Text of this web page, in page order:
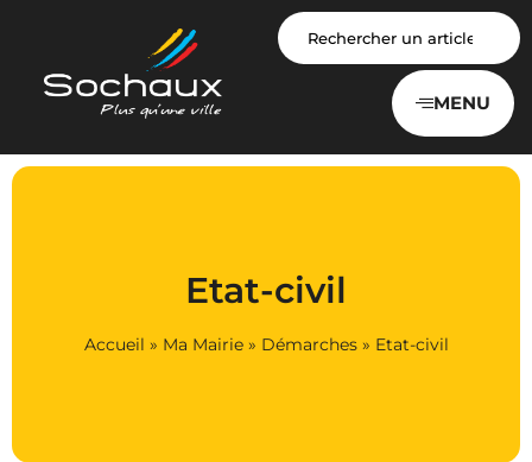
MENU
Etat-civil
Accueil » Ma Mairie» Démarches» Etat-civil
Panneau de gestion des cookies